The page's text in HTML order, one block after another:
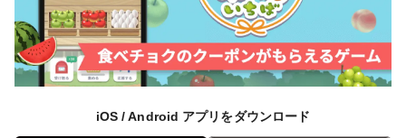
iOS / Android アプリをダウンロード